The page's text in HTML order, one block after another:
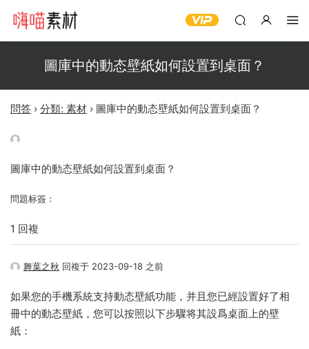
圖庫中的動态壁紙如何設置到桌面？
問答 › 分類: 素材 › 圖庫中的動态壁紙如何設置到桌面？
圖庫中的動态壁紙如何設置到桌面？
問題标簽：
1 回複
舞葉之秋 回複于 2023-09-18 之前
如果您的手機系統支持動态壁紙功能，并且您已經設置好了相
冊中的動态壁紙，您可以按照以下步驟将其設爲桌面上的壁
紙：